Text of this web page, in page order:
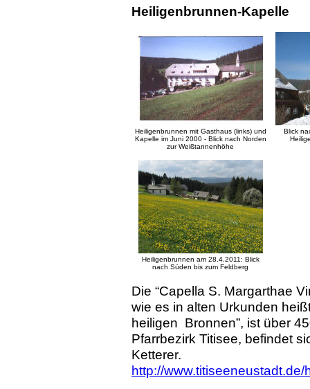
Heiligenbrunnen-Kapelle
Heiligenbrunnen mit Gasthaus (links) und
Kapelle im Juni 2000 - Blick nach Norden
zur Weißtannenhöhe
Blick
Heiligenbrunnen am 28.4.2011: Blick
nach Süden bis zum Feldberg
Die “Capella S. Margarthae
wie es in alten Urkunden
heiligen Bronnen”, ist über
Pfarrbezirk Titisee, befindet
Ketterer.
http://